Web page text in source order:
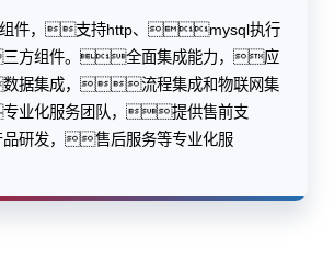
组件，支持http、mysql执行
方组件。全面集成能力，应
据集成，流程集成和物联网集
业化服务团队，提供售前支
发，售后服务等专业化服